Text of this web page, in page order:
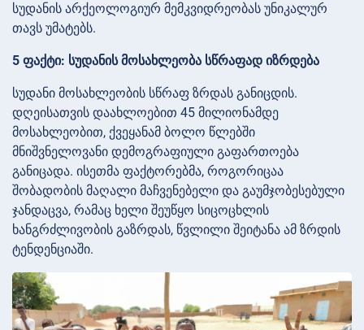
სუდანის არქეოლოგიურ მემკვიდრეობას უნიკალურ
თავს უმატებს.
5 ფაქტი: სუდანის მოსახლეობა სწრაფად იზრდება
სუდანი მოსახლეობის სწრაფ ზრდას განიცდის.
დღეისათვის დაახლოებით 45 მილიონამდე
მოსახლეობით, ქვეყანამ ბოლო წლებში
მნიშვნელოვანი დემოგრაფიული გაფართოება
განიცადა. ისეთმა ფაქტორებმა, როგორიცაა
შობადობის მაღალი მაჩვენებელი და გაუმჯობესებული
ჯანდაცვა, რამაც ხელი შეუწყო სიცოცხლის
ხანგრძლივობის გაზრდას, წვლილი შეიტანა ამ ზრდის
ტენდენციაში.